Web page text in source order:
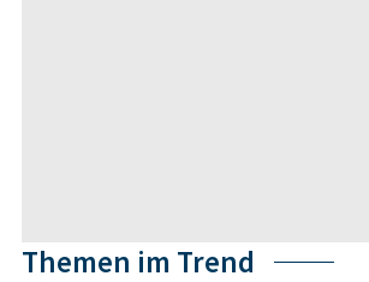
Themen im Trend